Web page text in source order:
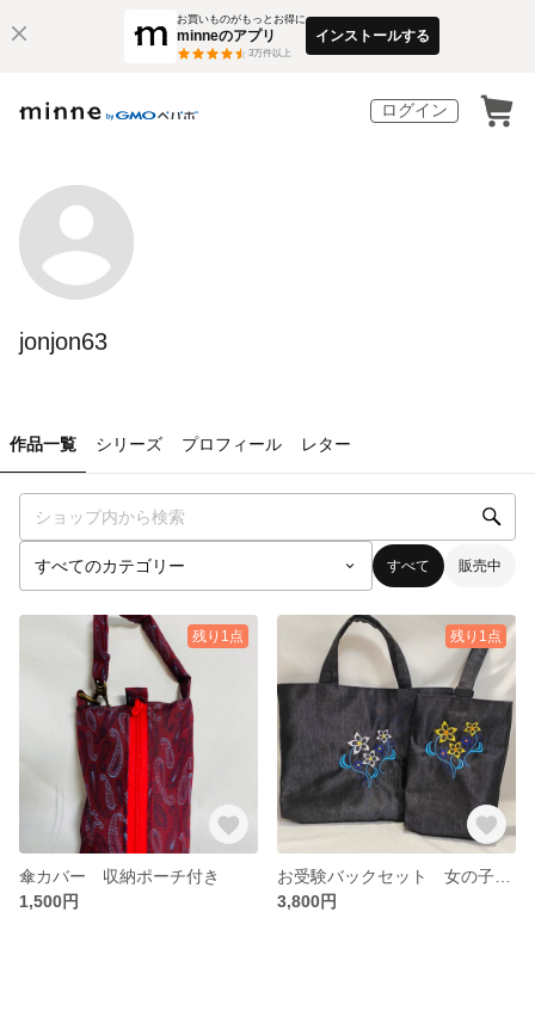
お買いものがもっとお得に
minneのアプリ
3万件以上
インストールする
ログイン
jonjon63
作品一覧 シリーズ プロフィール レター
すべて 販売中
残り1点
傘カバー 収納ポーチ付き
1,500円
残り1点
3,800円